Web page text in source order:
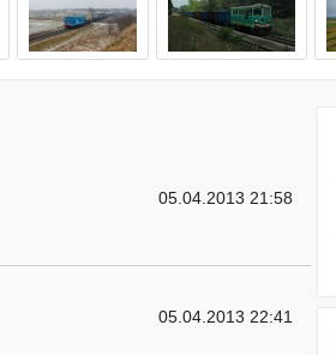
05.04.2013 21:58
05.04.2013 22:41